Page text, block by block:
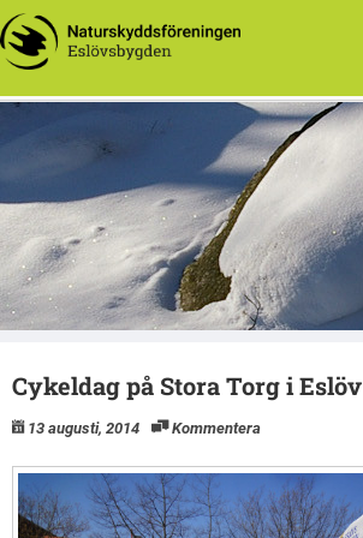
Eslöv
Eslövsbygdens Naturskyddsförening
Cykeldag på Stora Torg i Eslöv
13 augusti, 2014 Kommentera